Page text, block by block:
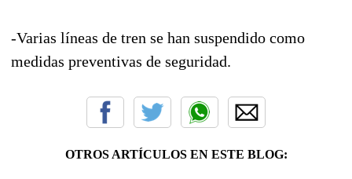
-Varias líneas de tren se han suspendido como
medidas preventivas de seguridad.
OTROS ARTÍCULOS EN ESTE BLOG: